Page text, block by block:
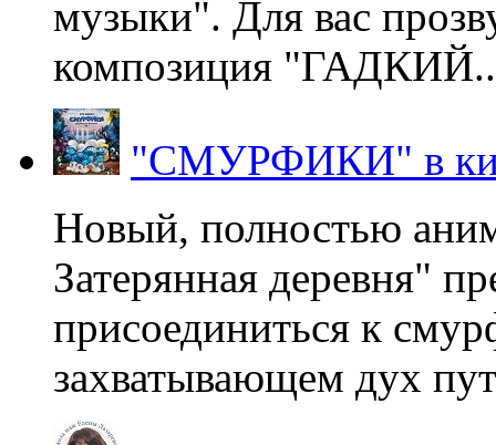
музыки". Для вас
композиция
"СМУРФИКИ" в
Новый, полностью
Затерянная деревня"
присоединиться к
захватывающем дух